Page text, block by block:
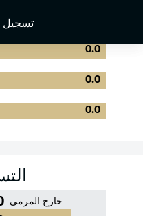
تسجيل
جودة
0.0
0.0
0.0
خارج المرمى